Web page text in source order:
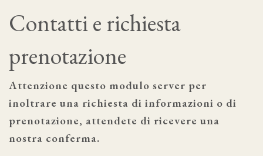
Contatti e richiesta
prenotazione
Attenzione questo modulo server per
inoltrare una richiesta di informazioni o di
prenotazione, attendete di ricevere una
nostra conferma.